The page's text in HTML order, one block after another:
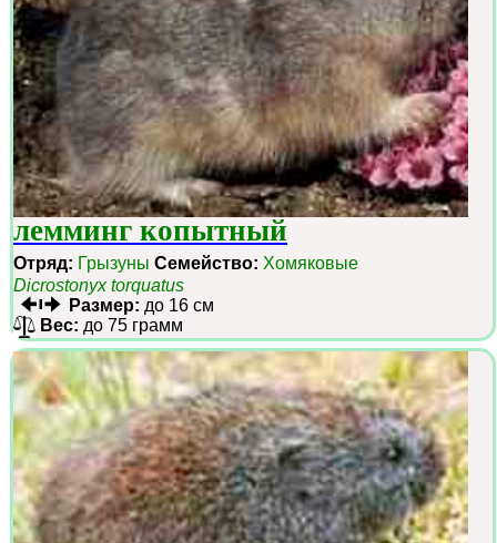
лемминг копытный
Отряд: Грызуны Семейство: Хомяковые
Dicrostonyx torquatus
Размер: до 16 см
Вес: до 75 грамм